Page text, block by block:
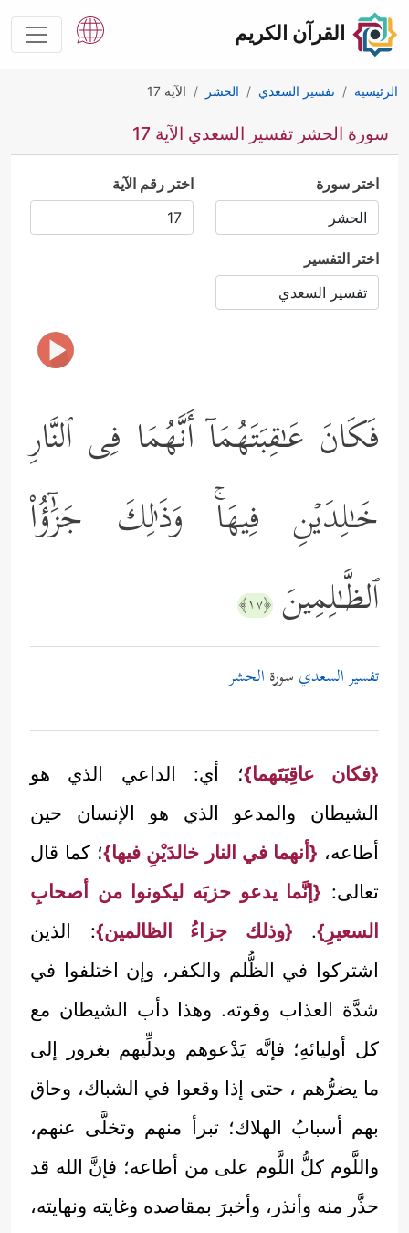
القرآن الكريم
الرئيسية تفسير السعدي الحشر الآية 17
سورة الحشر تفسير السعدي الآية 17
اختر سورة اختر رقم الآية
اختر التفسير
فَكَانَ عَـٰقِبَتَهُمَاۤ أَنَّهُمَا فِی ٱلنَّارِ
خَـٰلِدَیۡنِ فِیهَاۚ وَذَ ٰ⁠لِكَ جَزَٰٓؤُاْ
ٱلظَّـٰلِمِینَ ﴿١٧﴾
تفسير السعدي سورة الحشر
{فكان عاقِبَتَهما}؛ أي: الداعي الذي هو
الشيطان والمدعو الذي هو الإنسان حين
أطاعه، {أنهما في النار خالدَيْنِ فيها}؛ كما قال
تعالى: {إنَّما يدعو حزبَه ليكونوا من أصحابِ
السعيرِ}. {وذلك جزاءُ الظالمين}: الذين
اشتركوا في الظُّلم والكفر، وإن اختلفوا في
شدَّة العذاب وقوته. وهذا دأب الشيطان مع
كل أوليائهِ؛ فإنَّه يَدْعوهم ويدلِّيهم بغرور إلى
ما يضرُّهم ، حتى إذا وقعوا في الشباك، وحاق
بهم أسبابُ الهلاك؛ تبرأ منهم وتخلَّى عنهم،
واللَّوم كلُّ اللَّوم على من أطاعه؛ فإنَّ الله قد
حذَّر منه وأنذر، وأخبرَ بمقاصده وغايته ونهايته،